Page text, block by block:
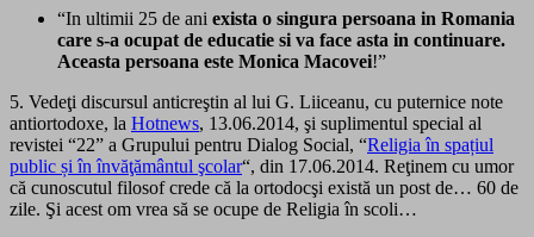
“In ultimii 25 de ani exista o singura persoana in Romania
care s-a ocupat de educatie si va face asta in continuare.
Aceasta persoana este Monica Macovei!”
5. Vedeţi discursul anticreştin al lui G. Liiceanu, cu puternice note
antiortodoxe, la Hotnews, 13.06.2014, şi suplimentul special al
revistei “22” a Grupului pentru Dialog Social, “Religia în spațiul
public și în învăţământul şcolar“, din 17.06.2014. Reţinem cu umor
că cunoscutul filosof crede că la ortodocşi există un post de… 60 de
zile. Şi acest om vrea să se ocupe de Religia în scoli…